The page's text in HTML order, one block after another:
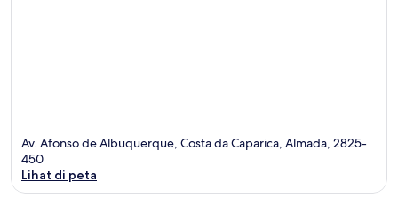
Av. Afonso de Albuquerque, Costa da Caparica, Almada, 2825-
450
Lihat di peta